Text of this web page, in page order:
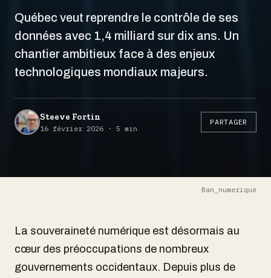
Québec veut reprendre le contrôle de ses
données avec 1,4 milliard sur dix ans. Un
chantier ambitieux face à des enjeux
technologiques mondiaux majeurs.
Steeve Fortin
16 février 2026 · 5 min
PARTAGER
Ban_numerique
La souveraineté numérique est désormais au
cœur des préoccupations de nombreux
gouvernements occidentaux. Depuis plus de